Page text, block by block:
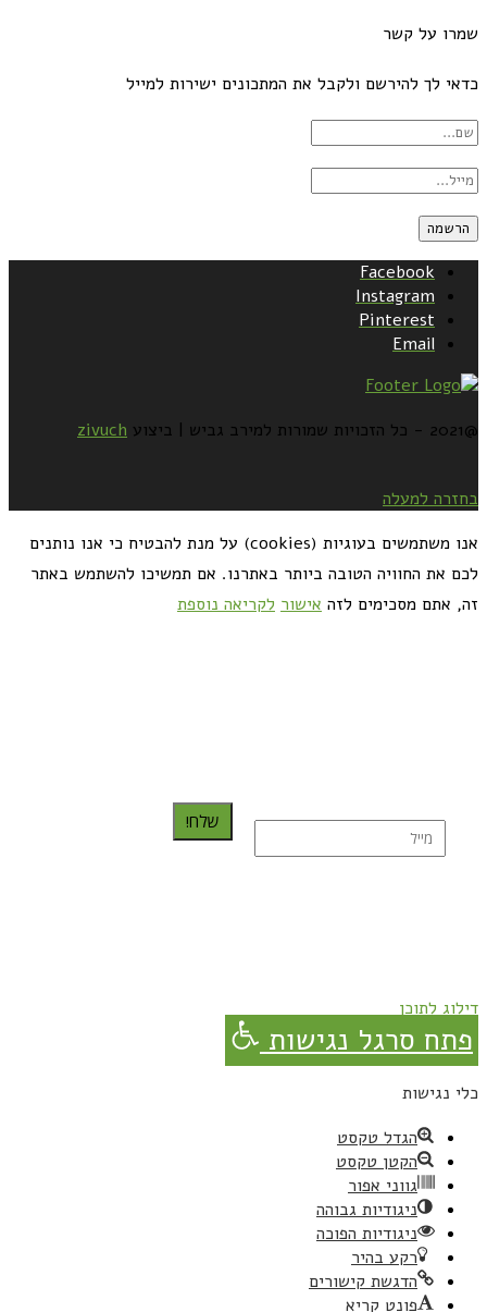
שמרו על קשר
כדאי לך להירשם ולקבל את המתכונים ישירות למייל
Facebook
Instagram
Pinterest
Email
@2021 - כל הזכויות שמורות למירב גביש | ביצוע zivuch
בחזרה למעלה
אנו משתמשים בעוגיות (cookies) על מנת להבטיח כי אנו נותנים
לכם את החוויה הטובה ביותר באתרנו. אם תמשיכו להשתמש באתר
זה, אתם מסכימים לזה אישור לקריאה נוספת
שלח!
דילוג לתוכן
פתח סרגל נגישות
כלי נגישות
הגדל טקסט
הקטן טקסט
גווני אפור
ניגודיות גבוהה
ניגודיות הפוכה
רקע בהיר
הדגשת קישורים
פונט קריא